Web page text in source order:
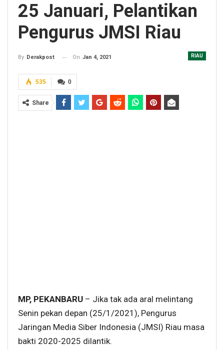
25 Januari, Pelantikan
Pengurus JMSI Riau
RIAU
By Derakpost On Jan 4, 2021
0
535
Share
MP, PEKANBARU – Jika tak ada aral melintang
Senin pekan depan (25/1/2021), Pengurus
Jaringan Media Siber Indonesia (JMSI) Riau masa
bakti 2020-2025 dilantik.